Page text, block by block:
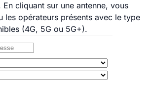
cliquant sur une antenne, vous
les opérateurs présents avec le type
(4G, 5G ou 5G+).